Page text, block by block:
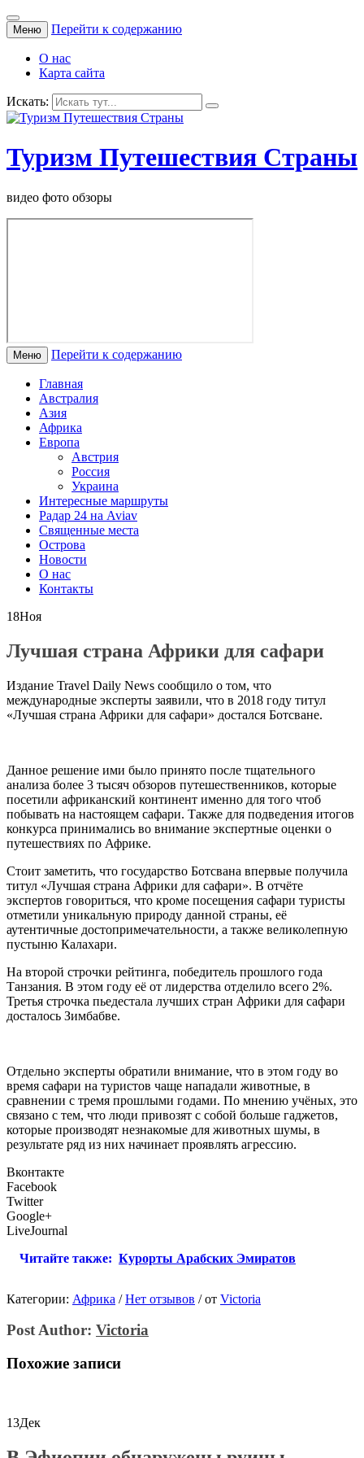
Меню Перейти к содержанию
О нас
Карта сайта
Искать:
Туризм Путешествия Страны
видео фото обзоры
Меню Перейти к содержанию
Главная
Австралия
Азия
Африка
Европа
Австрия
Россия
Украина
Интересные маршруты
Радар 24 на Aviav
Священные места
Острова
Новости
О нас
Контакты
18Ноя
Лучшая страна Африки для сафари
Издание Travel Daily News сообщило о том, что
международные эксперты заявили, что в 2018 году титул
«Лучшая страна Африки для сафари» достался Ботсване.
Данное решение ими было принято после тщательного
анализа более 3 тысяч обзоров путешественников, которые
посетили африканский континент именно для того чтоб
побывать на настоящем сафари. Также для подведения итогов
конкурса принимались во внимание экспертные оценки о
путешествиях по Африке.
Стоит заметить, что государство Ботсвана впервые получила
титул «Лучшая страна Африки для сафари». В отчёте
экспертов говориться, что кроме посещения сафари туристы
отметили уникальную природу данной страны, её
аутентичные достопримечательности, а также великолепную
пустыню Калахари.
На второй строчки рейтинга, победитель прошлого года
Танзания. В этом году её от лидерства отделило всего 2%.
Третья строчка пьедестала лучших стран Африки для сафари
досталось Зимбабве.
Отдельно эксперты обратили внимание, что в этом году во
время сафари на туристов чаще нападали животные, в
сравнении с тремя прошлыми годами. По мнению учёных, это
связано с тем, что люди привозят с собой больше гаджетов,
которые производят незнакомые для животных шумы, в
результате ряд из них начинает проявлять агрессию.
Вконтакте
Facebook
Twitter
Google+
LiveJournal
Читайте также: Курорты Арабских Эмиратов
Категории: Африка / Нет отзывов /от Victoria
Post Author: Victoria
Похожие записи
13Дек